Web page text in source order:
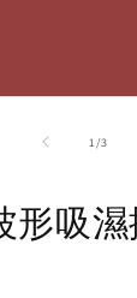
1 /of
3
形吸